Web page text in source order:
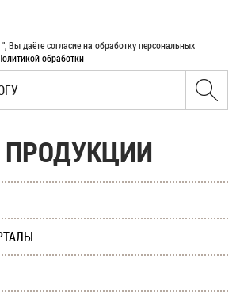
Вы даёте согласие на обработку персональных
обработки
ПРОДУКЦИИ